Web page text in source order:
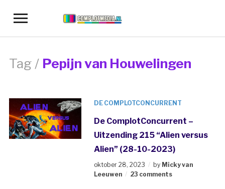
Toggle
navigation
Tag / Pepijn van Houwelingen
DE COMPLOTCONCURRENT
De ComplotConcurrent –
Uitzending 215 “Alien versus
Alien” (28-10-2023)
oktober 28, 2023 by Micky van
Leeuwen
23 comments